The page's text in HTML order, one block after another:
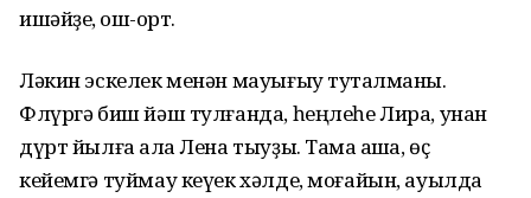
ишәйҙе, ҡош-ҡорт.
Ләкин эскелек менән мауығыу туҡталманы.
Флүргә биш йәш тул­ғанда, һеңлеһе Лира, унан
дүрт йылға ҡала Лена тыуҙы. Тамаҡ ашҡа, өҫ
кейемгә туймау кеүек хәлде, моғайын, ауылда